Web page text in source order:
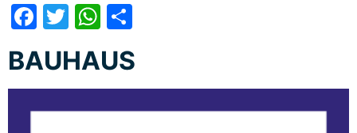
Facebook
TwitterWhatsApp
BAUHAUS